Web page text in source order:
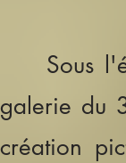
Sous
galerie du
création